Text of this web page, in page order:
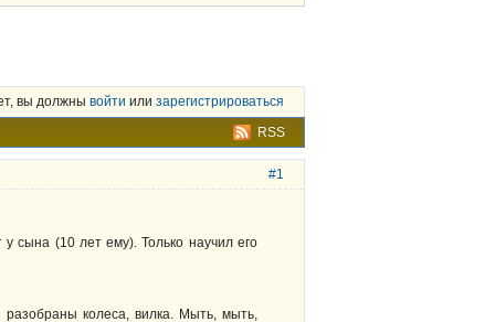
вы должны войти или зарегистрироваться
RSS
#1
сына (10 лет ему). Только научил его
колеса, вилка. Мыть, мыть,